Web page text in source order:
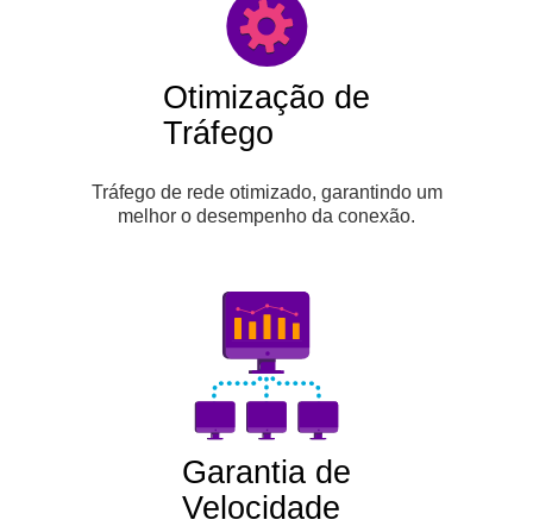
Otimização de
Tráfego
Tráfego de rede otimizado, garantindo um
melhor o desempenho da conexão.
Garantia de
Velocidade